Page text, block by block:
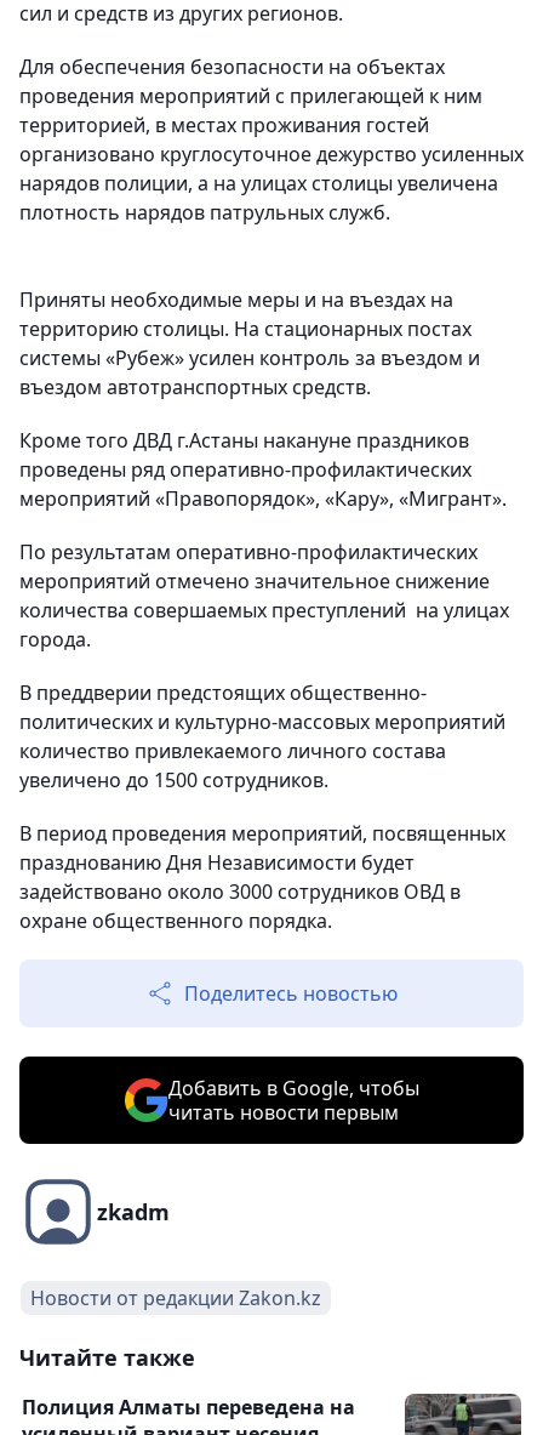
сил и средств из других регионов.
Для обеспечения безопасности на объектах
проведения мероприятий с прилегающей к ним
территорией, в местах проживания гостей
организовано круглосуточное дежурство усиленных
нарядов полиции, а на улицах столицы увеличена
плотность нарядов патрульных служб.
Приняты необходимые меры и на въездах на
территорию столицы. На стационарных постах
системы «Рубеж» усилен контроль за въездом и
въездом автотранспортных средств.
Кроме того ДВД г.Астаны накануне праздников
проведены ряд оперативно-профилактических
мероприятий «Правопорядок», «Кару», «Мигрант».
По результатам оперативно-профилактических
мероприятий отмечено значительное снижение
количества совершаемых преступлений на улицах
города.
В преддверии предстоящих общественно-
политических и культурно-массовых мероприятий
количество привлекаемого личного состава
увеличено до 1500 сотрудников.
В период проведения мероприятий, посвященных
празднованию Дня Независимости будет
задействовано около 3000 сотрудников ОВД в
охране общественного порядка.
Поделитесь новостью
Добавить в Google, чтобы
читать новости первым
zkadm
Новости от редакции Zakon.kz
Читайте также
Полиция Алматы переведена на